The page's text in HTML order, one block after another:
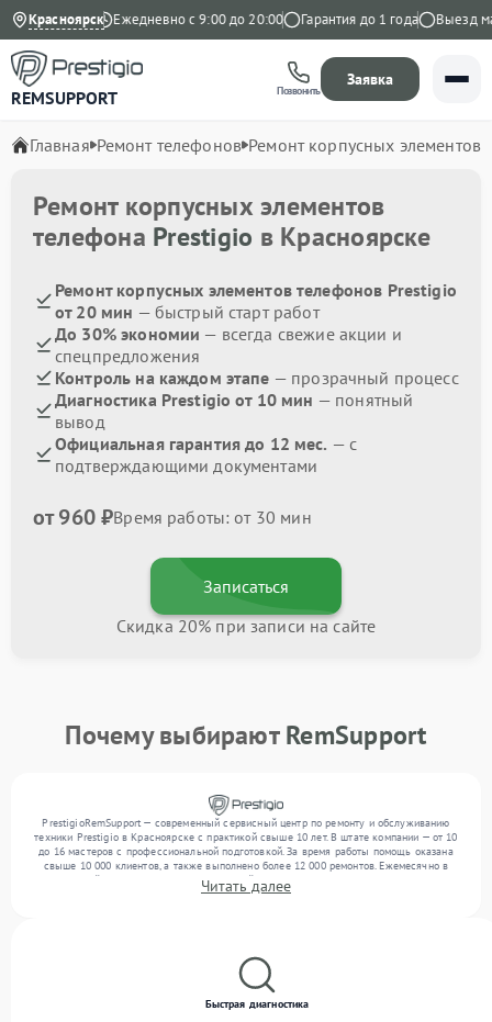
Красноярск
на Яндекс Ежедневно с 9:00 до 20:00 Гарантия до 1 года Выезд
REMSUPPORT Позвонить
Заявка
Главная Ремонт телефонов Ремонт корпусных элементов
Ремонт корпусных элементов
телефона Prestigio в Красноярске
Ремонт корпусных элементов телефонов Prestigio
от 20 мин — быстрый старт работ
До 30% экономии — всегда свежие акции и
спецпредложения
Контроль на каждом этапе — прозрачный процесс
Диагностика Prestigio от 10 мин — понятный
вывод
Официальная гарантия до 12 мес. — с
подтверждающими документами
от 960 ₽Время работы: от 30 мин
Записаться
Скидка 20% при записи на сайте
Почему выбираютRemSupport
PrestigioRemSupport — современный сервисный центр по ремонту и обслуживанию
техники Prestigio в Красноярске с практикой свыше 10 лет. В штате компании — от 10
до 16 мастеров с профессиональной подготовкой. За время работы помощь оказана
свыше 10 000 клиентов, а также выполнено более 12 000 ремонтов. Ежемесячно в
сервисный центр поступает от 300 устройств, включая , , . Мы беремся за задачи
любой сложности и обеспечиваем надежный результат благодаря использованию
Читать далее
Быстрая диагностика